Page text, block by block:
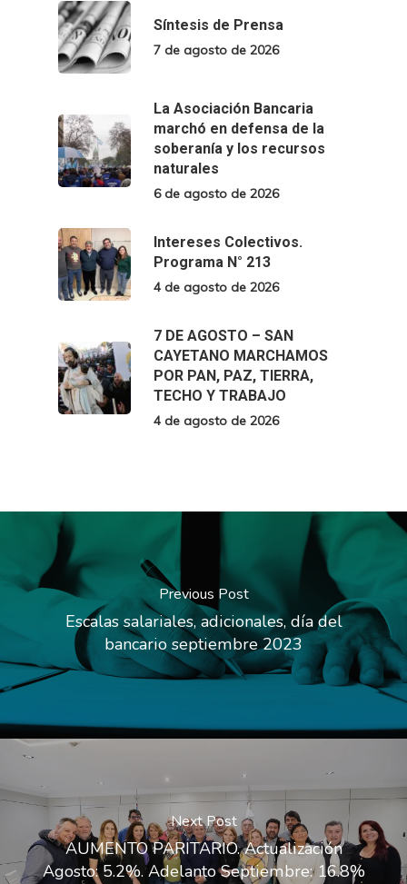
Síntesis de Prensa
7 de agosto de 2026
La Asociación Bancaria
marchó en defensa de la
soberanía y los recursos
naturales
6 de agosto de 2026
Intereses Colectivos.
Programa N° 213
4 de agosto de 2026
7 DE AGOSTO – SAN
CAYETANO MARCHAMOS
POR PAN, PAZ, TIERRA,
TECHO Y TRABAJO
4 de agosto de 2026
Previous Post
Escalas salariales, adicionales, día del
bancario septiembre 2023
Next Post
AUMENTO PARITARIO. Actualización
Agosto: 5.2%. Adelanto Septiembre: 16.8%